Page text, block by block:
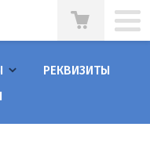
РЕКВИЗИТЫ